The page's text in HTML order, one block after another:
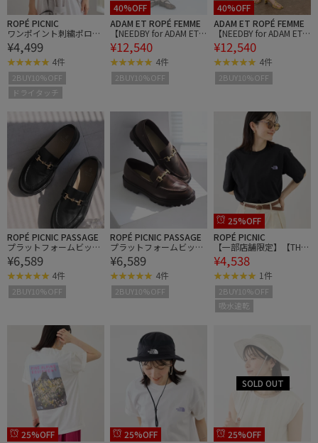
ROPÉ PICNIC
ワンポイント刺繍ポロシ
ャツ
¥4,499
4件
2BUY10%OFF
ドライタッチ
40%OFF
ADAM ET ROPÉ FEMME
【NEEDBY for ADAM ET R
OPE'】別注 RILLEY
¥12,540
4件
2BUY10%OFF
40%OFF
ADAM ET ROPÉ FEMME
【NEEDBY for ADAM ET R
OPE'】別注 RILLEY
¥12,540
4件
2BUY10%OFF
ROPÉ PICNIC PASSAGE
プラットフォームビット
ローファー/軽量・晴雨
兼用
¥6,589
4件
2BUY10%OFF
ROPÉ PICNIC PASSAGE
プラットフォームビット
ローファー/軽量・晴雨
兼用
¥6,589
4件
2BUY10%OFF
25%OFF
ROPÉ PICNIC
【一部店舗限定】【THE
NORTH FACE】S/S Moun
tain Flower Tee
¥4,538
1件
2BUY10%OFF
吸水速乾
25%OFF
25%OFF
25%OFF